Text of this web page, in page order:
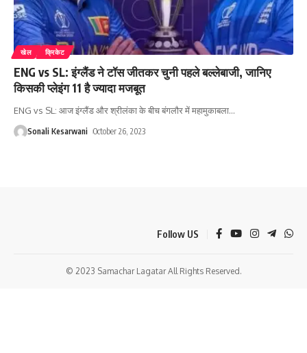
खेल क्रिकेट
ENG vs SL: इंग्लैंड ने टॉस जीतकर चुनी पहले बल्लेबाजी, जानिए
किसकी प्लेइंग 11 है ज्यादा मजबूत
ENG vs SL: आज इंग्लैंड और श्रीलंका के बीच बंगलौर में महामुकाबला…
Sonali Kesarwani October 26, 2023
Follow US
© 2023 Samachar Lagatar All Rights Reserved.